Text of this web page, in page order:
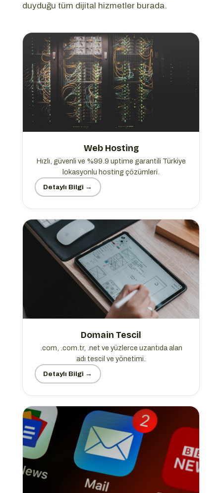
duyduğu tüm dijital hizmetler burada.
Web Hosting
Hızlı, güvenli ve %99.9 uptime garantili Türkiye
lokasyonlu hosting çözümleri.
Detaylı Bilgi →
Domain Tescil
.com, .com.tr, .net ve yüzlerce uzantıda alan
adı tescil ve yönetimi.
Detaylı Bilgi →